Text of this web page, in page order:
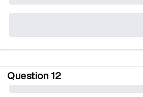
Question 12